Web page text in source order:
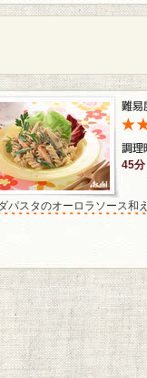
45分
パスタのオーロラソース和え